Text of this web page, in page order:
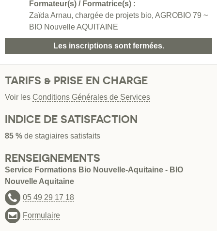
Formateur(s) / Formatrice(s) :
Zaïda Arnau, chargée de projets bio, AGROBIO 79 ~
BIO Nouvelle AQUITAINE
Les inscriptions sont fermées.
TARIFS & PRISE EN CHARGE
Voir les Conditions Générales de Services
INDICE DE SATISFACTION
85 % de stagiaires satisfaits
RENSEIGNEMENTS
Service Formations Bio Nouvelle-Aquitaine - BIO
Nouvelle Aquitaine
05 49 29 17 18
Formulaire